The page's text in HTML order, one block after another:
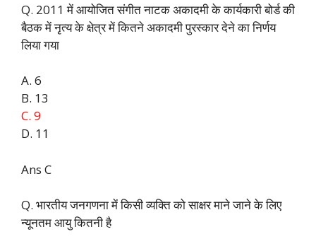
Q. 2011 में आयोजित संगीत नाटक अकादमी के कार्यकारी बोर्ड की
बैठक में नृत्य के क्षेत्र में कितने अकादमी पुरस्कार देने का निर्णय
लिया गया
A. 6
B. 13
C. 9
D. 11
Ans C
Q. भारतीय जनगणना में किसी व्यक्ति को साक्षर माने जाने के लिए
न्यूनतम आयु कितनी है